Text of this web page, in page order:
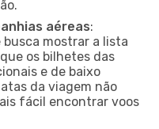
aéreas:
busca mostrar a lista
os bilhetes das
e de baixo
da viagem não
fácil encontrar voos